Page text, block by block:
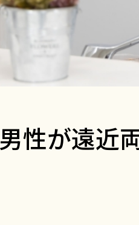
性が遠近